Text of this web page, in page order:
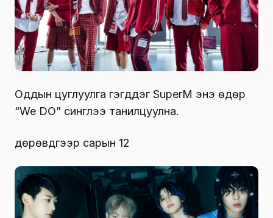
Оддын цуглуулга гэгддэг SuperM энэ өдөр
“We DO” синглээ танилцуулна.
дөрөвдүгээр сарын 12